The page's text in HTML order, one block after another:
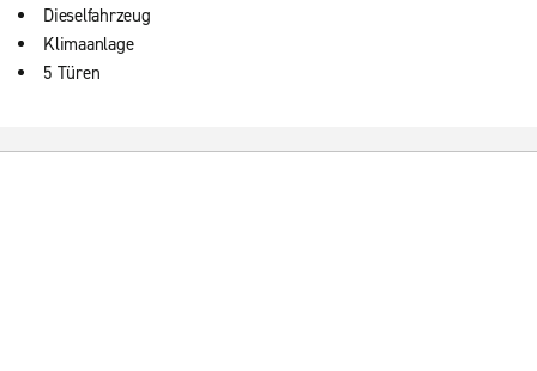
Dieselfahrzeug
Klimaanlage
5 Türen